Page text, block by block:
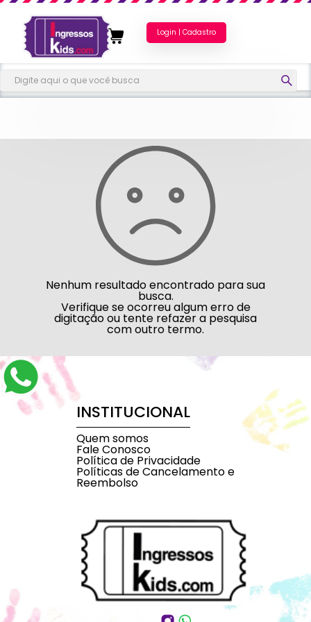
Login | Cadastro
Nenhum resultado encontrado para sua
busca.
Verifique se ocorreu algum erro de
digitação ou tente refazer a pesquisa
com outro termo.
INSTITUCIONAL
Quem somos
Fale Conosco
Política de Privacidade
Políticas de Cancelamento e
Reembolso